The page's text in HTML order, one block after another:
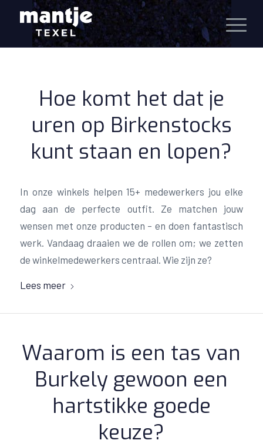
Hoe komt het dat je
uren op Birkenstocks
kunt staan en lopen?
In onze winkels helpen 15+ medewerkers jou elke
dag aan de perfecte outfit. Ze matchen jouw
wensen met onze producten – en doen fantastisch
werk. Vandaag draaien we de rollen om; we zetten
de winkelmedewerkers centraal. Wie zijn ze?
Lees meer
Waarom is een tas van
Burkely gewoon een
hartstikke goede
keuze?